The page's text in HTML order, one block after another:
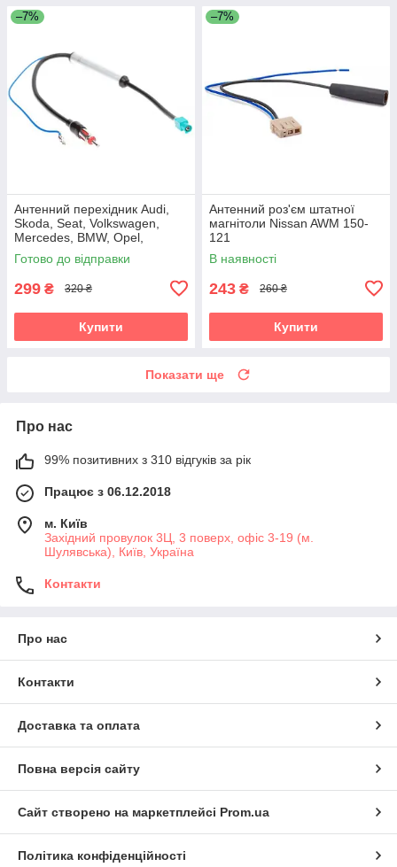
–7%
Антенний перехідник Audi,
Skoda, Seat, Volkswagen,
Mercedes, BMW, Opel,
Citroen, Peugeot, Renault
Carav 13-008
Готово до відправки
299 ₴ 320 ₴
Купити
–7%
Антенний роз'єм штатної
магнітоли Nissan AWM 150-
121
В наявності
243 ₴ 260 ₴
Купити
Показати ще
Про нас
99% позитивних з 310 відгуків за рік
Працює з 06.12.2018
м. Київ
Західний провулок 3Ц, 3 поверх, офіс 3-19 (м.
Шулявська), Київ, Україна
Контакти
Про нас
Контакти
Доставка та оплата
Повна версія сайту
Сайт створено на маркетплейсі Prom.ua
Політика конфіденційності